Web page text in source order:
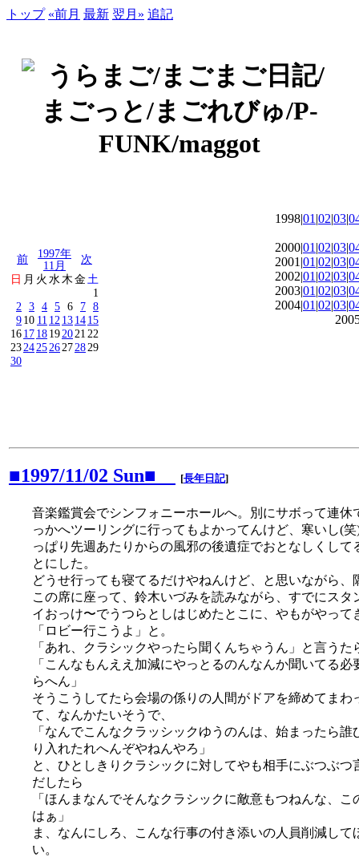
トップ «前月 最新 翌月» 追記
前
1997年
11月
次
日 月 火 水 木金 土
1
2
3 4 5 6 7 8
910 11 12 131415
161718192021 22
23242526272829
30
1998|01 |02|03|
2000|01 |02|03|
2001|01 |02|03|
2002|01 |02|03|
2003|01 |02|03|
2004|01 |02|03|
■1997/11/02 Sun■ [長年日記]
音楽鑑賞会でシンフォニーホールへ。別にサボって連休
っかへツーリングに行ってもよかってんけど、寒いし(
っぱり先週あたりからの風邪の後遺症でおとなしくして
とにした。
どうせ行っても寝てるだけやねんけど、と思いながら、
この席に座って、鈴木いづみを読みながら、すでにスタ
イおっけ〜でうつらとしはじめたとこに、やもがやって
「ロビー行こうよ」と。
「あれ、クラシックやったら聞くんちゃうん」と言うた
「こんなもんええ加減にやっとるのんなんか聞いてる必
らへん」
そうこうしてたら会場の係りの人間がドアを締めてまわ
て、なんかたいそうで、
「なんでこんなクラッシックゆうのんは、始まったら誰
り入れたれへんぞやねんやろ」
と、ひとしきりクラシックに対してやも相手にぶつぶつ
だしたら
「ほんまなんでそんなクラシックに敵意もつねんな、こ
はぁ」
ま、なんにしろ、こんな行事の付き添いの人員削減して
い。